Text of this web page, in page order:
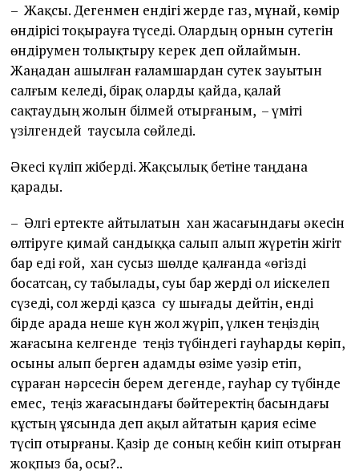
– Жақсы. Дегенмен ендігі жерде газ, мұнай, көмір
өндірісі тоқырауға түседі. Олардың орнын сутегін
өндірумен толықтыру керек деп ойлаймын.
Жаңадан ашылған ғаламшардан сутек зауытын
салғым келеді, бірақ оларды қайда, қалай
сақтаудың жолын білмей отырғаным, – үміті
үзілгендей таусыла сөйледі.
Әкесі күліп жіберді. Жақсылық бетіне таңдана
қарады.
– Әлгі ертекте айтылатын хан жасағындағы әкесін
өлтіруге қимай сандыққа салып алып жүретін жігіт
бар еді ғой, хан сусыз шөлде қалғанда «өгізді
босатсаң, су табылады, суы бар жерді ол иіскелеп
сүзеді, сол жерді қазса су шығады дейтін, енді
бірде арада неше күн жол жүріп, үлкен теңіздің
жағасына келгенде теңіз түбіндегі гауһарды көріп,
осыны алып берген адамды өзіме уәзір етіп,
сұраған нәрсесін берем дегенде, гауһар су түбінде
емес, теңіз жағасындағы бәйтеректің басындағы
құстың ұясында деп ақыл айтатын қария есіме
түсіп отырғаны. Қазір де соның кебін киіп отырған
жоқпыз ба, осы?..